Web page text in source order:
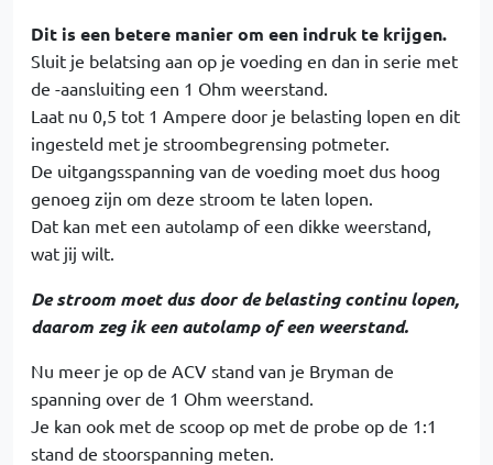
Dit is een betere manier om een indruk te krijgen.
Sluit je belatsing aan op je voeding en dan in serie met
de -aansluiting een 1 Ohm weerstand.
Laat nu 0,5 tot 1 Ampere door je belasting lopen en dit
ingesteld met je stroombegrensing potmeter.
De uitgangsspanning van de voeding moet dus hoog
genoeg zijn om deze stroom te laten lopen.
Dat kan met een autolamp of een dikke weerstand,
wat jij wilt.
De stroom moet dus door de belasting continu lopen,
daarom zeg ik een autolamp of een weerstand.
Nu meer je op de ACV stand van je Bryman de
spanning over de 1 Ohm weerstand.
Je kan ook met de scoop op met de probe op de 1:1
stand de stoorspanning meten.